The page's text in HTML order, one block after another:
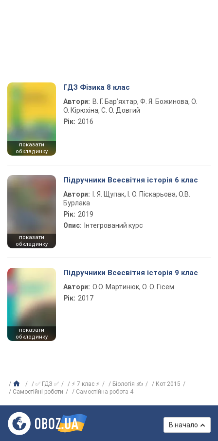
показати
обкладинку
ГДЗ Фізика 8 клас
Автори: В. Г. Бар’яхтар, Ф. Я. Божинова, О.
О. Кірюхіна, С. О. Довгий
Рік: 2016
показати
обкладинку
Підручники Всесвітня історія 6 клас
Автори:
І. Я. Щупак, І. О. Піскарьова, О.В.
Бурлака
Рік: 2019
Опис: Інтегрований курс
показати
обкладинку
Підручники Всесвітня історія 9 клас
Автори: О.О. Мартинюк, О. О. Гісем
Рік: 2017
✅ ГДЗ ✅ ⚡ 7 клас ⚡ Біологія ✍
Кот 2015
Самостійні роботи
Самостійна робота 4
В начало